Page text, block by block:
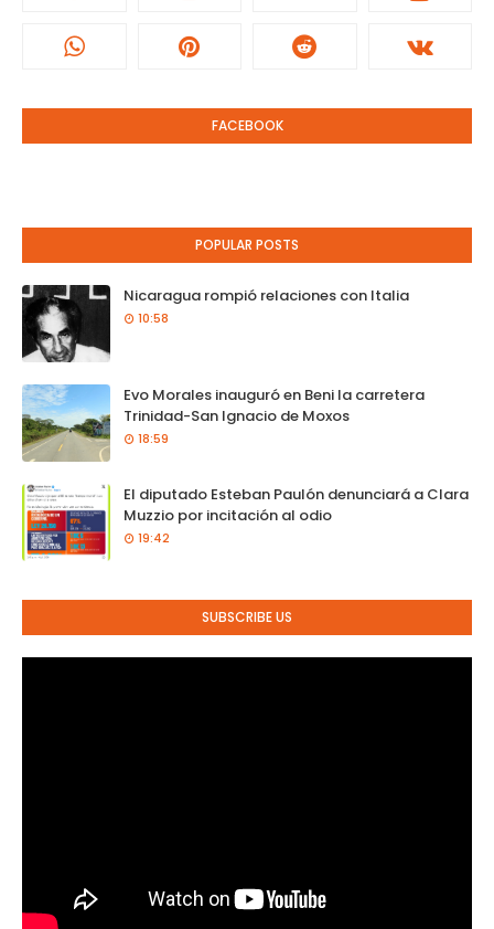
FACEBOOK
POPULAR POSTS
Nicaragua rompió relaciones con Italia
10:58
Evo Morales inauguró en Beni la carretera
Trinidad-San Ignacio de Moxos
18:59
El diputado Esteban Paulón denunciará a Clara
Muzzio por incitación al odio
19:42
SUBSCRIBE US